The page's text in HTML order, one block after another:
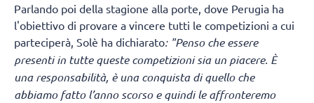
Parlando poi della stagione alla porte, dove Perugia ha
l'obiettivo di provare a vincere tutti le competizioni a cui
parteciperà, Solè ha dichiarato: "Penso che essere
presenti in tutte queste competizioni sia un piacere. È
una responsabilità, è una conquista di quello che
abbiamo fatto l’anno scorso e quindi le affronteremo